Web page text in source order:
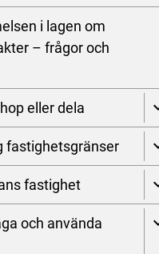
i lagen om
– frågor och
eller dela
fastighetsgränser
fastighet
och använda